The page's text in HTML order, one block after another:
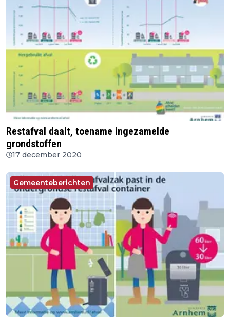
Restafval daalt, toename ingezamelde
grondstoffen
17 december 2020
Gemeenteberichten